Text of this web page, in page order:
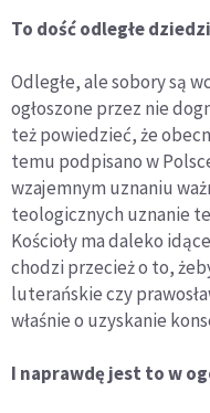
To dość odległe
Odległe, ale sobory są
ogłoszone przez nie
też powiedzieć, że
temu podpisano w
wzajemnym uznaniu
teologicznych uznanie
Kościoły ma daleko
chodzi przecież o to,
luterańskie czy
właśnie o uzyskanie
I naprawdę jest to w